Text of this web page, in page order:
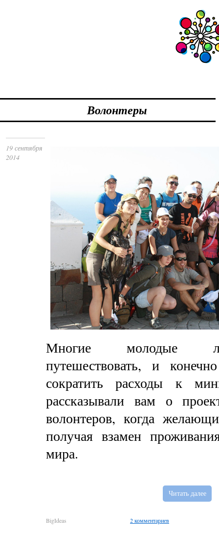
Волонтеры
19 сентября
2014
Многие молодые
путешествовать, и
сократить расходы к
рассказывали вам о
волонтеров, когда
получая взамен
мира.
Читать далее
BigIdeas 2 комментариев